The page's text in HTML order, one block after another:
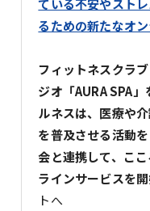
ている不安やスト
るための新たなオ
フィットネスクラ
ジオ「AURA SPA
ルネスは、医療や
を普及させる活動
会と連携して、こ
ラインサービスを
トへ